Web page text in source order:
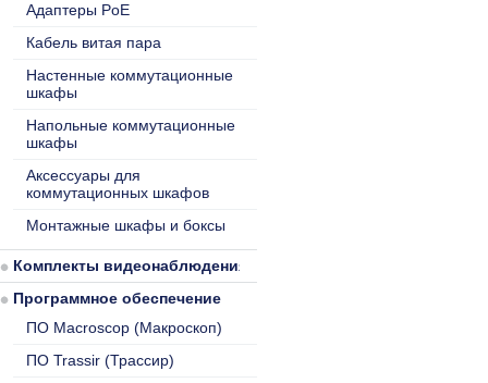
Адаптеры PoE
Кабель витая пара
Настенные коммутационные
шкафы
Напольные коммутационные
шкафы
Аксессуары для
коммутационных шкафов
Монтажные шкафы и боксы
Комплекты видеонаблюдения
Программное обеспечение
ПО Macroscop (Макроскоп)
ПО Trassir (Трассир)